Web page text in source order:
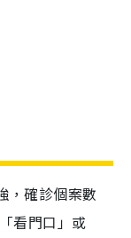
，確診個案數
看門口」或